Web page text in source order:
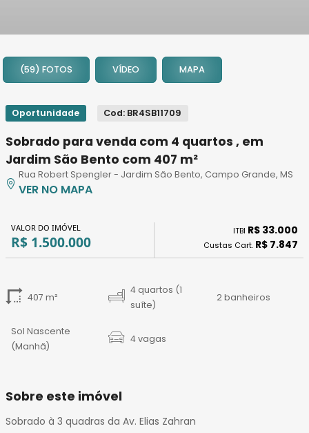
2
3
7
8
9
12
13
16
18
19
23
(59) FOTOS VÍDEO MAPA
Oportunidade Cod: BR4SB11709
Sobrado para venda com 4 quartos , em
Jardim São Bento com 407 m²
Rua Robert Spengler - Jardim São Bento, Campo Grande, MS
VER NO MAPA
VALOR DO IMÓVEL
R$ 1.500.000
ITBI R$ 33.000
Custas Cart. R$ 7.847
407 m²
4 quartos (1
suíte)
2 banheiros
Sol Nascente
(Manhã)
4 vagas
Sobre este imóvel
Sobrado à 3 quadras da Av. Elias Zahran